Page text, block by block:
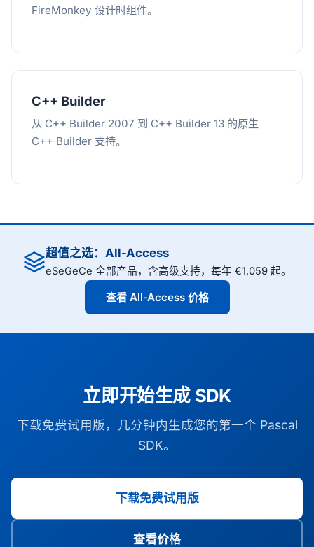
FireMonkey 设计时组件。
C++ Builder
从 C++ Builder 2007 到 C++ Builder 13 的原生
C++ Builder 支持。
超值之选：All-Access
eSeGeCe 全部产品，含高级支持，每年 €1,059 起。
查看 All-Access 价格
立即开始生成 SDK
下载免费试用版，几分钟内生成您的第一个 Pascal
SDK。
下载免费试用版
查看价格